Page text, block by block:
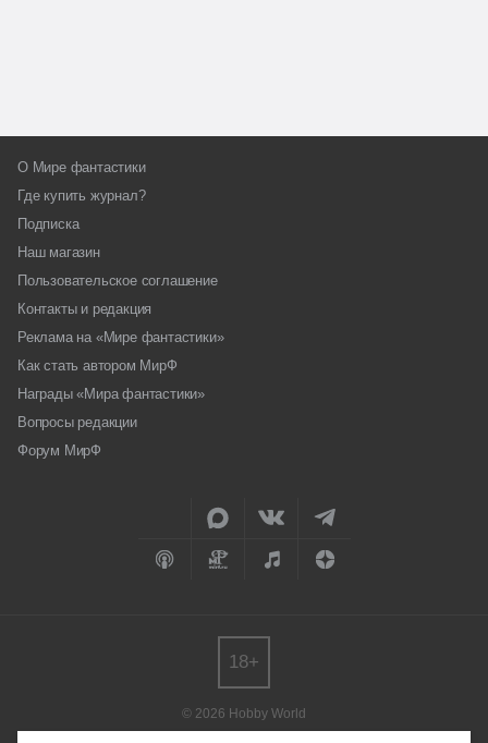
О Мире фантастики
Где купить журнал?
Подписка
Наш магазин
Пользовательское соглашение
Контакты и редакция
Реклама на «Мире фантастики»
Как стать автором МирФ
Награды «Мира фантастики»
Вопросы редакции
Форум МирФ
© 2026 Hobby World
18+